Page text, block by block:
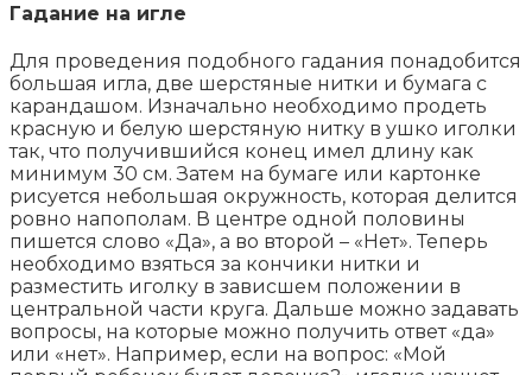
Гадание на игле
Для проведения подобного гадания понадобится
большая игла, две шерстяные нитки и бумага с
карандашом. Изначально необходимо продеть
красную и белую шерстяную нитку в ушко иголки
так, что получившийся конец имел длину как
минимум 30 см. Затем на бумаге или картонке
рисуется небольшая окружность, которая делится
ровно напополам. В центре одной половины
пишется слово «Да», а во второй – «Нет». Теперь
необходимо взяться за кончики нитки и
разместить иголку в зависшем положении в
центральной части круга. Дальше можно задавать
вопросы, на которые можно получить ответ «да»
или «нет». Например, если на вопрос: «Мой